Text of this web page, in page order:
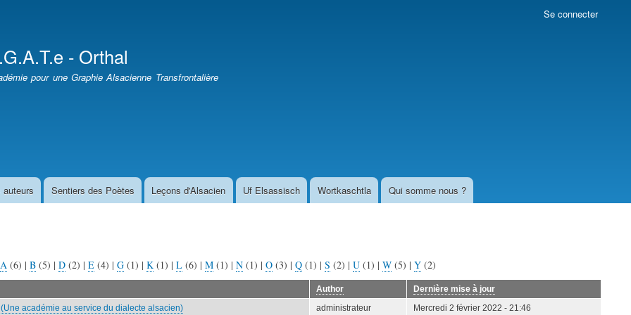
Se connecter
- Orthal
pour une Graphie Alsacienne Transfrontalière
auteurs Sentiers des Poètes Leçons d'Alsacien Uf Elsassisch Wortkaschtla Qui somme nous ?
A(6) | B(5) | D(2) | E(4) | G(1) | K(1) | L(6) | M(1) | N(1) | O(3) | Q(1) | S (2) | U(1) | W(5) | Y(2)
Author
Dernière mise à jour
académie au service du dialecte alsacien)
administrateur
Mercredi 2 février 2022 - 21:46